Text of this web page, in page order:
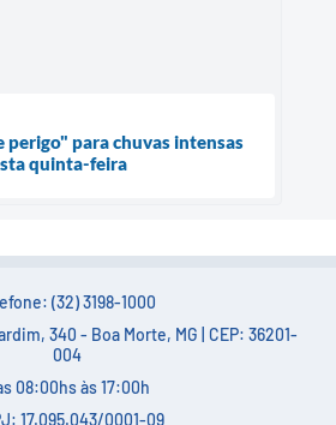
perigo" para chuvas intensas
quinta-feira
(32) 3198-1000
340 - Boa Morte, MG | CEP: 36201-
004
08:00hs às 17:00h
17.095.043/0001-09